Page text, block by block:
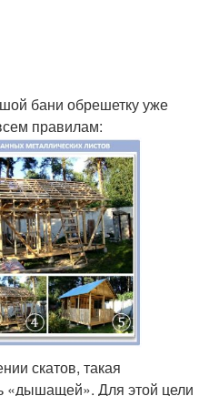
бани обрешетку уже
правилам:
скатов, такая
«дышащей». Для этой цели